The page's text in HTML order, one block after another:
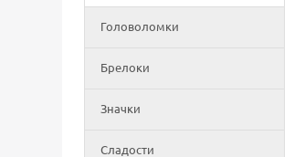
Головоломки
Брелоки
Значки
Сладости